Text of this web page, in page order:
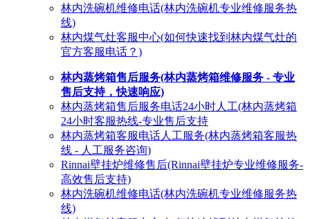
林内洗碗机维修电话(林内洗碗机专业维修服务热
线)
林内煤气灶客服中心(如何快速找到林内煤气灶的
官方客服电话？)
林内蒸烤箱售后服务(林内蒸烤箱维修服务 - 专业
售后支持，快速响应)
林内蒸烤箱售后服务电话24小时人工(林内蒸烤箱
24小时客服热线-专业售后支持
林内蒸烤箱客服电话人工服务(林内蒸烤箱客服热
线 - 人工服务咨询)
Rinnai壁挂炉维修售后(Rinnai壁挂炉专业维修服务-
高效售后支持)
林内洗碗机维修电话(林内洗碗机专业维修服务热
线)